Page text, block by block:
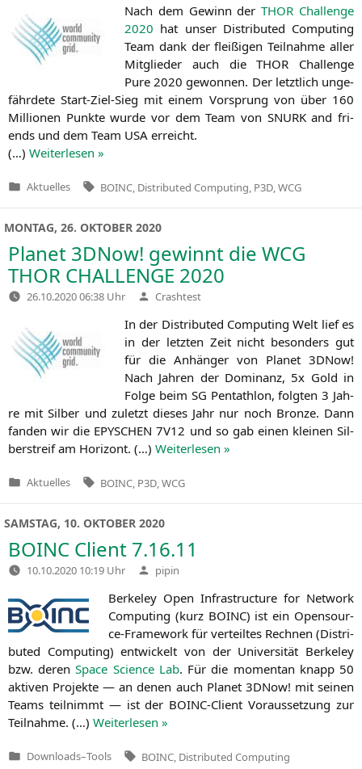
Nach dem Gewinn derTHOR Chall­enge
2020 hat unser Dis­tri­bu­ted Com­pu­ting
Team dank der flei­ßi­gen Teil­nah­me aller
Mit­glie­der auch dieTHOR Chall­enge
Pure 2020 gewon­nen. Der letzt­lich unge­
fähr­de­te Start-Ziel-Sieg mit einem Vor­sprung von über 160
Mil­lio­nen Punk­te wur­de vor dem Team von SNURKand fri­
ends und dem Team USA erreicht.
(…) Wei­ter­le­sen »
Veröffentlicht
Aktuelles Tags:
BOINC Distributed Computing P3D WCG
MONTAG, 26. OKTOBER 2020
Planet 3DNow! gewinnt die WCG
THOR CHALLENGE 2020
26.10.2020 06:38 Uhr Verfasst
von
Crashtest
In der Dis­tri­bu­ted Com­pu­ting Welt lief es
in der letz­ten Zeit nicht beson­ders gut
für die Anhän­ger von Pla­net 3DNow!
Nach Jah­ren der Domi­nanz, 5x Gold in
Fol­ge beim SG Pent­ath­lon, folg­ten 3 Jah­
re mit Sil­ber und zuletzt die­ses Jahr nur noch Bron­ze. Dann
fan­den wir die EPYSCHEN 7V12 und so gab einen klei­nen Sil­
ber­streif am Hori­zont. (…) Wei­ter­le­sen »
Veröffentlicht
Aktuelles Tags:
BOINC P3D WCG
SAMSTAG, 10. OKTOBER 2020
BOINC Client 7.16.11
10.10.2020 10:19 Uhr Verfasst
von
pipin
Ber­ke­ley Open Infra­struc­tu­re for Net­work
Com­pu­ting (kurz BOINC) ist ein Open­so­ur­
ce-Frame­work für ver­teil­tes Rech­nen (Dis­tri­
bu­ted Com­pu­ting) ent­wi­ckelt von der Uni­ver­si­tät Ber­ke­ley
bzw. derenSpace Sci­ence Lab. Für die momen­tan knapp 50
akti­ven Pro­jek­te — an denen auch Pla­net 3DNow! mit sei­nen
Teams teil­nimmt — ist der BOINC-Cli­ent Vor­aus­set­zung zur
Teil­nah­me. (…) Wei­ter­le­sen »
Veröffentlicht
Downloads–Tools Tags:
BOINC Distributed Computing